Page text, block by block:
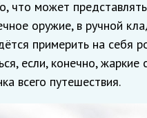
что может
оружие, в ручной
примерить на себя
если, конечно,
всего путешествия.